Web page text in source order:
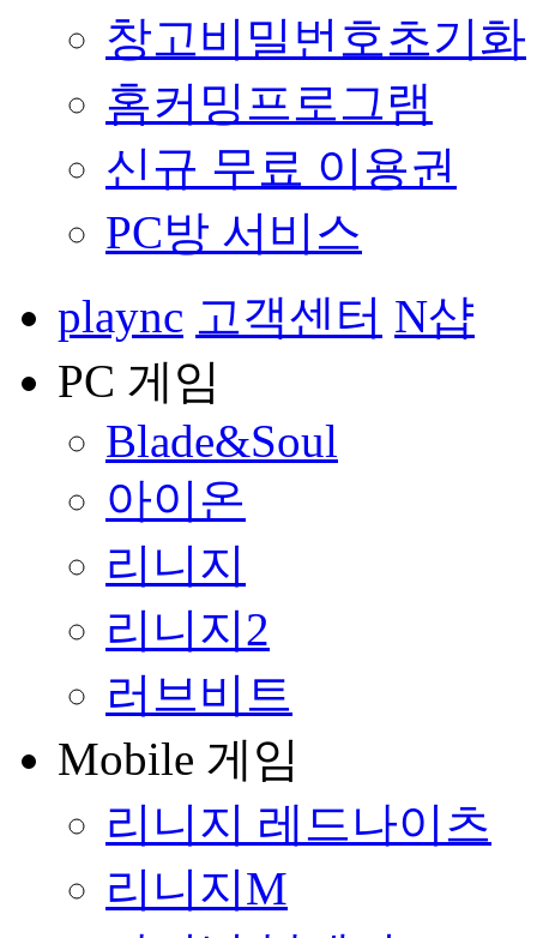
창고비밀번호초기화
홈커밍프로그램
신규 무료 이용권
PC방 서비스
plaync 고객센터 N샵
PC 게임
Blade&Soul
아이온
리니지
리니지2
러브비트
Mobile 게임
리니지 레드나이츠
리니지M